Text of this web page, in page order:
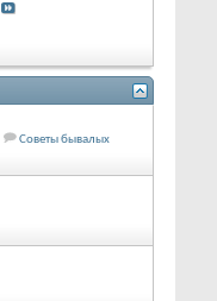
Советы бывалых